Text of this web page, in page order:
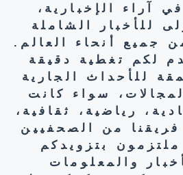
آراء الإخبارية،
للأخبار الشاملة
جميع أنحاء العالم.
لكم تغطية دقيقة
للأحداث الجارية
سواء كانت
رياضية، ثقافية،
فريقنا من الصحفيين
ملتزمون بتزويدكم
والمعلومات